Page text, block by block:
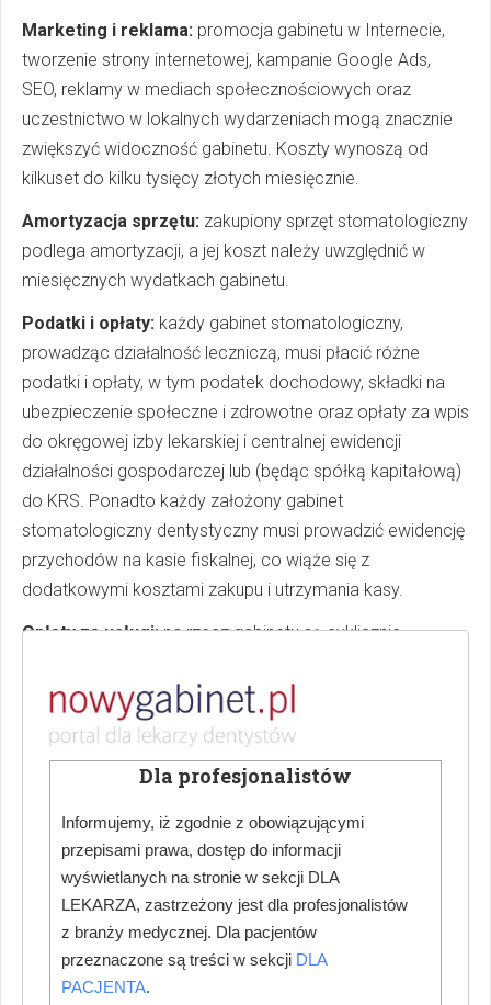
Marketing i reklama: promocja gabinetu w Internecie,
tworzenie strony internetowej, kampanie Google Ads,
SEO, reklamy w mediach społecznościowych oraz
uczestnictwo w lokalnych wydarzeniach mogą znacznie
zwiększyć widoczność gabinetu. Koszty wynoszą od
kilkuset do kilku tysięcy złotych miesięcznie.
Amortyzacja sprzętu: zakupiony sprzęt stomatologiczny
podlega amortyzacji, a jej koszt należy uwzględnić w
miesięcznych wydatkach gabinetu.
Podatki i opłaty: każdy gabinet stomatologiczny,
prowadząc działalność leczniczą, musi płacić różne
podatki i opłaty, w tym podatek dochodowy, składki na
ubezpieczenie społeczne i zdrowotne oraz opłaty za wpis
do okręgowej izby lekarskiej i centralnej ewidencji
działalności gospodarczej lub (będąc spółką kapitałową)
do KRS. Ponadto każdy założony gabinet
stomatologiczny dentystyczny musi prowadzić ewidencję
przychodów na kasie fiskalnej, co wiąże się z
dodatkowymi kosztami zakupu i utrzymania kasy.
Opłaty za usługi:na rzecz gabinetu są cyklicznie
kurierskie, ochrony radiologicznej pacjenta, testy RTG,
Sanepid, BHP, odpady medyczne, naprawy, przeglądy i
serwisy sprzętu oraz sprzątanie. Pojedyncze drobne
kwoty z tej kategorii, podsumowane razem, mogą
Zakupy do gabinetu:niezbędne zakupy środków
czystości, materiałów biurowych, odzieży roboczej mogą
wynosić kilkaset złotych miesięcznie.
Opłaty bankowe:wydatki za prowadzenie konta
bankowego, terminal i prowizje od transakcji kartą, to
Dla profesjonalistów
Informujemy, iż zgodnie z obowiązującymi
przepisami prawa, dostęp do informacji
wyświetlanych na stronie w sekcji DLA
LEKARZA, zastrzeżony jest dla profesjonalistów
z branży medycznej. Dla pacjentów
przeznaczone są treści w sekcji DLA
PACJENTA.